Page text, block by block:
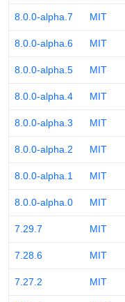
8.0.0-alpha.7 MIT
8.0.0-alpha.6 MIT
8.0.0-alpha.5 MIT
8.0.0-alpha.4 MIT
8.0.0-alpha.3 MIT
8.0.0-alpha.2 MIT
8.0.0-alpha.1 MIT
8.0.0-alpha.0 MIT
7.29.7 MIT
7.28.6 MIT
7.27.2 MIT